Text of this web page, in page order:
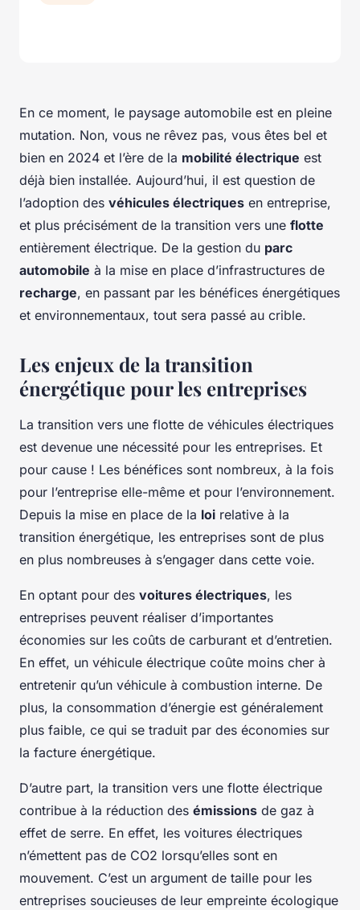
En ce moment, le paysage automobile est en pleine
mutation. Non, vous ne rêvez pas, vous êtes bel et
bien en 2024 et l’ère de la mobilité électrique est
déjà bien installée. Aujourd’hui, il est question de
l’adoption des véhicules électriques en entreprise,
et plus précisément de la transition vers une flotte
entièrement électrique. De la gestion du parc
automobile à la mise en place d’infrastructures de
recharge, en passant par les bénéfices énergétiques
et environnementaux, tout sera passé au crible.
Les enjeux de la transition
énergétique pour les entreprises
La transition vers une flotte de véhicules électriques
est devenue une nécessité pour les entreprises. Et
pour cause ! Les bénéfices sont nombreux, à la fois
pour l’entreprise elle-même et pour l’environnement.
Depuis la mise en place de la loi relative à la
transition énergétique, les entreprises sont de plus
en plus nombreuses à s’engager dans cette voie.
En optant pour des voitures électriques, les
entreprises peuvent réaliser d’importantes
économies sur les coûts de carburant et d’entretien.
En effet, un véhicule électrique coûte moins cher à
entretenir qu’un véhicule à combustion interne. De
plus, la consommation d’énergie est généralement
plus faible, ce qui se traduit par des économies sur
la facture énergétique.
D’autre part, la transition vers une flotte électrique
contribue à la réduction des émissions de gaz à
effet de serre. En effet, les voitures électriques
n’émettent pas de CO2 lorsqu’elles sont en
mouvement. C’est un argument de taille pour les
entreprises soucieuses de leur empreinte écologique